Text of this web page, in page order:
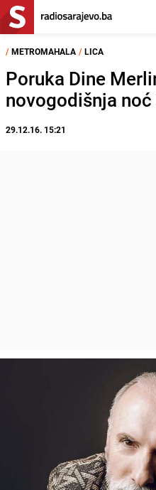
/ METROMAHALA / LICA
Poruka Dine
novogodišnja
29.12.16. 15:21